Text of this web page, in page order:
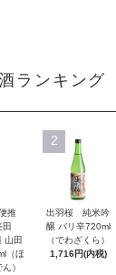
ランキング
推
田
山田
（ほ
）
2
出羽桜 純米吟
醸 バリ辛720ml
（でわざくら）
1,716円(内税)